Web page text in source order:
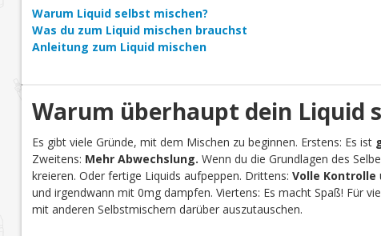
Warum Liquid selbst mischen?
Was du zum Liquid mischen brauchst
Anleitung zum Liquid mischen
Warum überhaupt dein Liquid
Es gibt viele Gründe, mit dem Mischen zu beginnen. Erstens: Es ist
Zweitens: Mehr Abwechslung. Wenn du die Grundlagen des
kreieren. Oder fertige Liquids aufpeppen. Drittens: Volle Kontrolle
und irgendwann mit 0mg dampfen. Viertens: Es macht Spaß! Für
mit anderen Selbstmischern darüber auszutauschen.